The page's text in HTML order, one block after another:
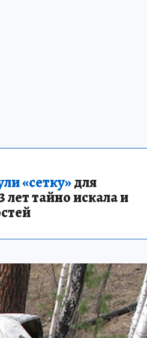
«сетку»для
лет тайно искала и